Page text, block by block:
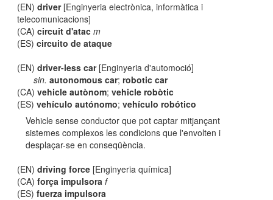
(EN)driver[Enginyeria electrònica, informàtica i
telecomunicacions]
(CA)circuit d'atac m
(ES)circuito de ataque
(EN)driver-less car[Enginyeria d'automoció]
sin. autonomous car; robotic car
(CA)vehicle autònom;vehicle robòtic
(ES)vehículo autónomo;vehículo robótico
Vehicle sense conductor que pot captar mitjançant
sistemes complexos les condicions que l'envolten i
desplaçar-se en conseqüència.
(EN)driving force [Enginyeria química]
(CA)força impulsora f
(ES)fuerza impulsora